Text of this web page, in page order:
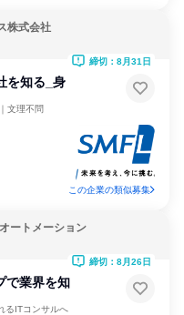
株式会社
を知る_身
文理不問
締切：8月31日
この企業の類似募集
ートメーション
で業界を知
るITコンサルへ
締切：8月26日